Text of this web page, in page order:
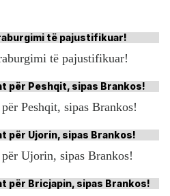
të pajustifikuar!
Peshqit, sipas Brankos!
Ujorin, sipas Brankos!